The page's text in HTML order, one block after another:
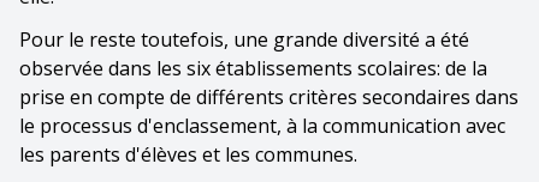
Pour le reste toutefois, une grande diversité a été
observée dans les six établissements scolaires: de la
prise en compte de différents critères secondaires dans
le processus d'enclassement, à la communication avec
les parents d'élèves et les communes.